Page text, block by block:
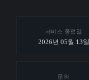
서비스 종료일
2026년 05월 13일
문의